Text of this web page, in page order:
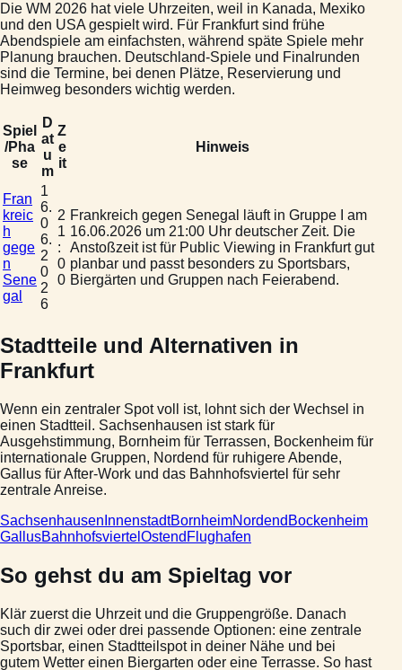
Die WM 2026 hat viele Uhrzeiten, weil in Kanada, Mexiko
und den USA gespielt wird. Für Frankfurt sind frühe
Abendspiele am einfachsten, während späte Spiele mehr
Planung brauchen. Deutschland-Spiele und Finalrunden
sind die Termine, bei denen Plätze, Reservierung und
Heimweg besonders wichtig werden.
Spiel
/Pha
se
D
at
u
m
Z
e
it
Hinweis
Fran
kreic
h
gege
n
Sene
gal
1
6.
0
6.
2
0
2
6
2
1
:
0
0
Frankreich gegen Senegal läuft in Gruppe I am
16.06.2026 um 21:00 Uhr deutscher Zeit. Die
Anstoßzeit ist für Public Viewing in Frankfurt gut
planbar und passt besonders zu Sportsbars,
Biergärten und Gruppen nach Feierabend.
Stadtteile und Alternativen in
Frankfurt
Wenn ein zentraler Spot voll ist, lohnt sich der Wechsel in
einen Stadtteil. Sachsenhausen ist stark für
Ausgehstimmung, Bornheim für Terrassen, Bockenheim für
internationale Gruppen, Nordend für ruhigere Abende,
Gallus für After-Work und das Bahnhofsviertel für sehr
zentrale Anreise.
Sachsenhausen InnenstadtBornheimNordend Bockenheim
GallusBahnhofsviertel Ostend Flughafen
So gehst du am Spieltag vor
Klär zuerst die Uhrzeit und die Gruppengröße. Danach
such dir zwei oder drei passende Optionen: eine zentrale
Sportsbar, einen Stadtteilspot in deiner Nähe und bei
gutem Wetter einen Biergarten oder eine Terrasse. So hast